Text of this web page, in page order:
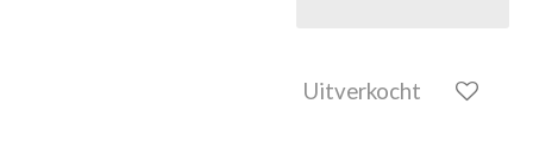
Uitverkocht